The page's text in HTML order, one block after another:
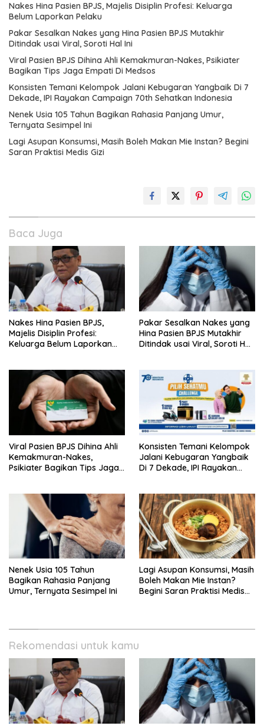
Nakes Hina Pasien BPJS, Majelis Disiplin Profesi: Keluarga
Belum Laporkan Pelaku
Pakar Sesalkan Nakes yang Hina Pasien BPJS Mutakhir
Ditindak usai Viral, Soroti Hal Ini
Viral Pasien BPJS Dihina Ahli Kemakmuran-Nakes, Psikiater
Bagikan Tips Jaga Empati Di Medsos
Konsisten Temani Kelompok Jalani Kebugaran Yangbaik Di 7
Dekade, IPI Rayakan Campaign 70th Sehatkan Indonesia
Nenek Usia 105 Tahun Bagikan Rahasia Panjang Umur,
Ternyata Sesimpel Ini
Lagi Asupan Konsumsi, Masih Boleh Makan Mie Instan? Begini
Saran Praktisi Medis Gizi
Baca Juga
Nakes Hina Pasien BPJS,
Majelis Disiplin Profesi:
Keluarga Belum Laporkan
Pakar Sesalkan Nakes yang
Hina Pasien BPJS Mutakhir
Ditindak usai Viral, Soroti Hal
Viral Pasien BPJS Dihina Ahli
Kemakmuran-Nakes,
Psikiater Bagikan Tips Jaga
Konsisten Temani Kelompok
Jalani Kebugaran Yangbaik
Di 7 Dekade, IPI Rayakan
Nenek Usia 105 Tahun
Bagikan Rahasia Panjang
Umur, Ternyata Sesimpel Ini
Lagi Asupan Konsumsi, Masih
Boleh Makan Mie Instan?
Begini Saran Praktisi Medis
Rekomendasi untuk kamu